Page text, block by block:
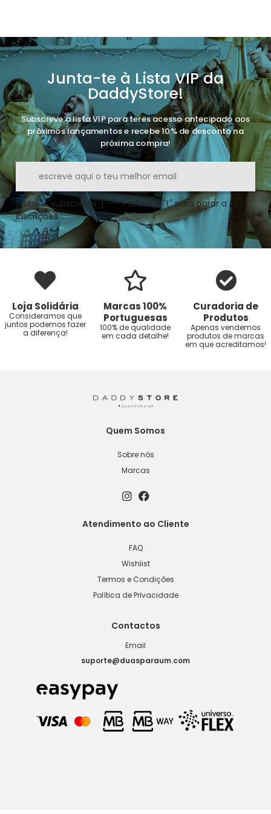
Junta-te à Lista VIP da
DaddyStore!
Subscreve a lista VIP para teres acesso antecipado aos
próximos lançamentos e recebe 10% de desconto na
próxima compra!
[submi "subscrever"] ---> retirei o "t" para parar a
inscrições
Loja Solidária
Consideramos que
juntos podemos fazer
a diferença!
Marcas 100%
Portuguesas
100% de qualidade
em cada detalhe!
Curadoria de
Produtos
Apenas vendemos
produtos de marcas
em que acreditamos!
Quem Somos
Sobre nós
Marcas
Atendimento ao Cliente
FAQ
Wishlist
Termos e Condições
Política de Privacidade
Contactos
Email
suporte@duasparaum.com